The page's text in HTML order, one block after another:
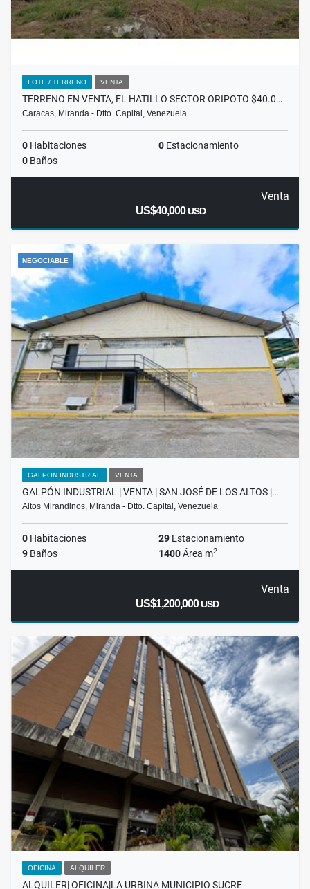
LOTE / TERRENO VENTA
TERRENO EN VENTA, EL HATILLO SECTOR ORIPOTO $40.0…
Caracas, Miranda - Dtto. Capital, Venezuela
0 Habitaciones 0 Estacionamiento
0 Baños
Venta
US$40,000USD
NEGOCIABLE
GALPON INDUSTRIAL VENTA
GALPÓN INDUSTRIAL | VENTA | SAN JOSÉ DE LOS ALTOS |…
Altos Mirandinos, Miranda - Dtto. Capital, Venezuela
0 Habitaciones 29 Estacionamiento
9 Baños 1400Área m2
Venta
US$1,200,000USD
OFICINA ALQUILER
ALQUILER| OFICINA|LA URBINA MUNICIPIO SUCRE